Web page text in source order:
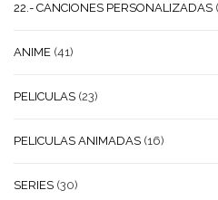
22.- CANCIONES PERSONALIZADAS
ANIME (41)
PELICULAS (23)
PELICULAS ANIMADAS (16)
SERIES (30)